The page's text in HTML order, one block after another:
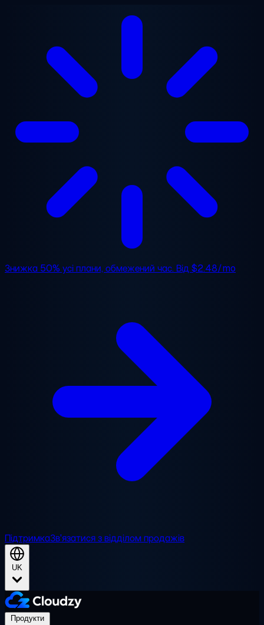
Знижка 50% усі плани, обмежений час. Від$2.48/mo
ПідтримкаЗв'язатися з відділом продажів
UK